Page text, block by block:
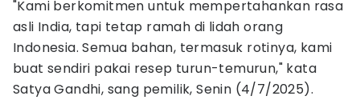
"Kami berkomitmen untuk mempertahankan rasa
asli India, tapi tetap ramah di lidah orang
Indonesia. Semua bahan, termasuk rotinya, kami
buat sendiri pakai resep turun-temurun," kata
Satya Gandhi, sang pemilik, Senin (4/7/2025).